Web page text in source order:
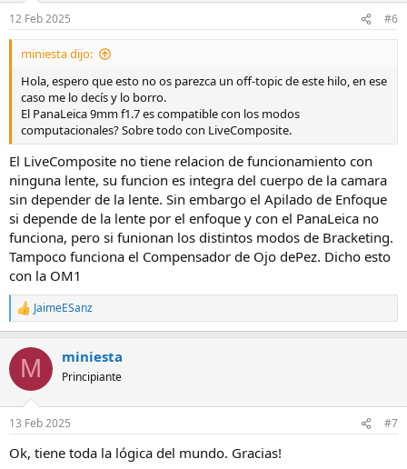
12 Feb 2025 #6
miniesta dijo:
Hola, espero que esto no os parezca un off-topic de este hilo, en ese
caso me lo decís y lo borro.
El PanaLeica 9mm f1.7 es compatible con los modos
computacionales? Sobre todo con LiveComposite.
El LiveComposite no tiene relacion de funcionamiento con
ninguna lente, su funcion es integra del cuerpo de la camara
sin depender de la lente. Sin embargo el Apilado de Enfoque
si depende de la lente por el enfoque y con el PanaLeica no
funciona, pero si funionan los distintos modos de Bracketing.
Tampoco funciona el Compensador de Ojo dePez. Dicho esto
con la OM1
R
e
c
i
e
:
JaimeESanz
M miniesta
Principiante
13 Feb 2025 #7
Ok, tiene toda la lógica del mundo. Gracias!